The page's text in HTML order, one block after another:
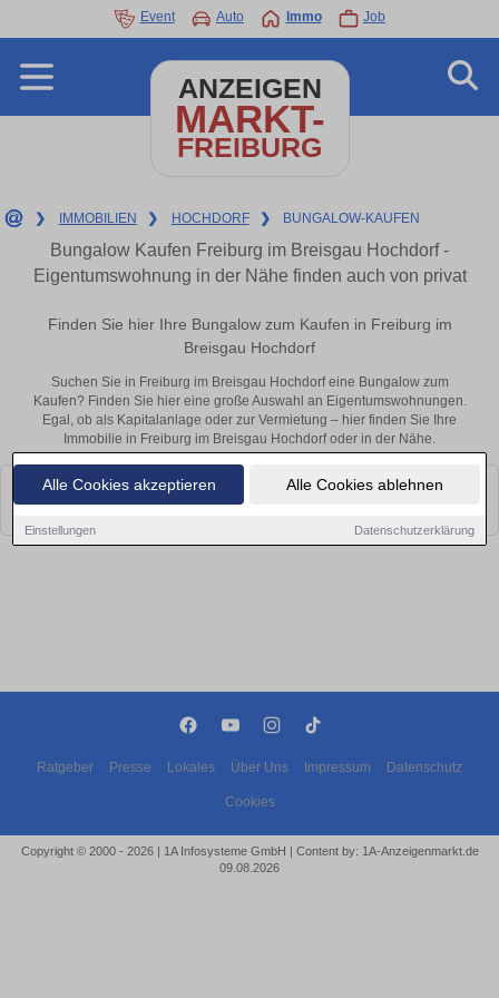
Alle Cookies akzeptieren Alle Cookies ablehnen
Einstellungen Datenschutzerklärung
Event Auto Immo Job
ANZEIGEN
MARKT-
FREIBURG
❯ IMMOBILIEN ❯ HOCHDORF ❯ BUNGALOW-KAUFEN
Bungalow Kaufen Freiburg im Breisgau Hochdorf -
Eigentumswohnung in der Nähe finden auch von privat
Finden Sie hier Ihre Bungalow zum Kaufen in Freiburg im
Breisgau Hochdorf
Suchen Sie in Freiburg im Breisgau Hochdorf eine Bungalow zum
Kaufen? Finden Sie hier eine große Auswahl an Eigentumswohnungen.
Egal, ob als Kapitalanlage oder zur Vermietung – hier finden Sie Ihre
Immobilie in Freiburg im Breisgau Hochdorf oder in der Nähe.
Leider konnten wir derzeit keine passenden Objekte finden. Schauen Sie
bald wieder vorbei!
Ratgeber Presse Lokales Über Uns Impressum Datenschutz
Cookies
Copyright © 2000 - 2026 | 1A Infosysteme GmbH | Content by: 1A-Anzeigenmarkt.de
09.08.2026